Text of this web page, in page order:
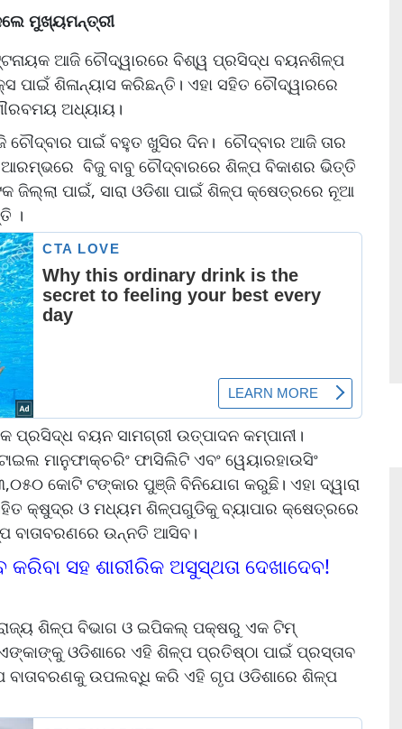
ମୁଖ୍ୟମନ୍ତ୍ରୀ
ଆଜି ଚୌଦ୍ୱାରରେ ବିଶ୍ୱ ପ୍ରସିଦ୍ଧ ବୟନଶିଳ୍ପ
ଶିଳାନ୍ୟାସ କରିଛନ୍ତି। ଏହା ସହିତ ଚୌଦ୍ୱାରରେ
ଅଧ୍ୟାୟ।
ପାଇଁ ବହୁତ ଖୁସିର ଦିନ। ଚୌଦ୍ବାର ଆଜି ତାର
ବିଜୁ ବାବୁ ଚୌଦ୍ବାରରେ ଶିଳ୍ପ ବିକାଶର ଭିତ୍ତି
ପାଇଁ, ସାରା ଓଡିଶା ପାଇଁ ଶିଳ୍ପ କ୍ଷେତ୍ରରେ ନୂଆ
।
ବୟନ ସାମଗ୍ରୀ ଉତ୍ପାଦନ କମ୍ପାନୀ।
ମାନୁଫାକ୍ଚରିଂ ଫାସିଲିଟି ଏବଂ ୱେୟାରହାଉସିଂ
କୋଟି ଟଙ୍କାର ପୁଞ୍ଜି ବିନିଯୋଗ କରୁଛି। ଏହା ଦ୍ୱାରା
କ୍ଷୁଦ୍ର ଓ ମଧ୍ୟମ ଶିଳ୍ପଗୁଡିକୁ ବ୍ୟାପାର କ୍ଷେତ୍ରରେ
ବାତାବରଣରେ ଉନ୍ନତି ଆସିବ।
ସହ ଶାରୀରିକ ଅସୁସ୍ଥତା ଦେଖାଦେବ!
ଶିଳ୍ପ ବିଭାଗ ଓ ଇପିକଲ୍‌ ପକ୍ଷରୁ ଏକ ଟିମ୍‌
ଓଡିଶାରେ ଏହି ଶିଳ୍ପ ପ୍ରତିଷ୍ଠା ପାଇଁ ପ୍ରସ୍ତାବ
ଉପଲବ୍ଧି କରି ଏହି ଗୃପ ଓଡିଶାରେ ଶିଳ୍ପ